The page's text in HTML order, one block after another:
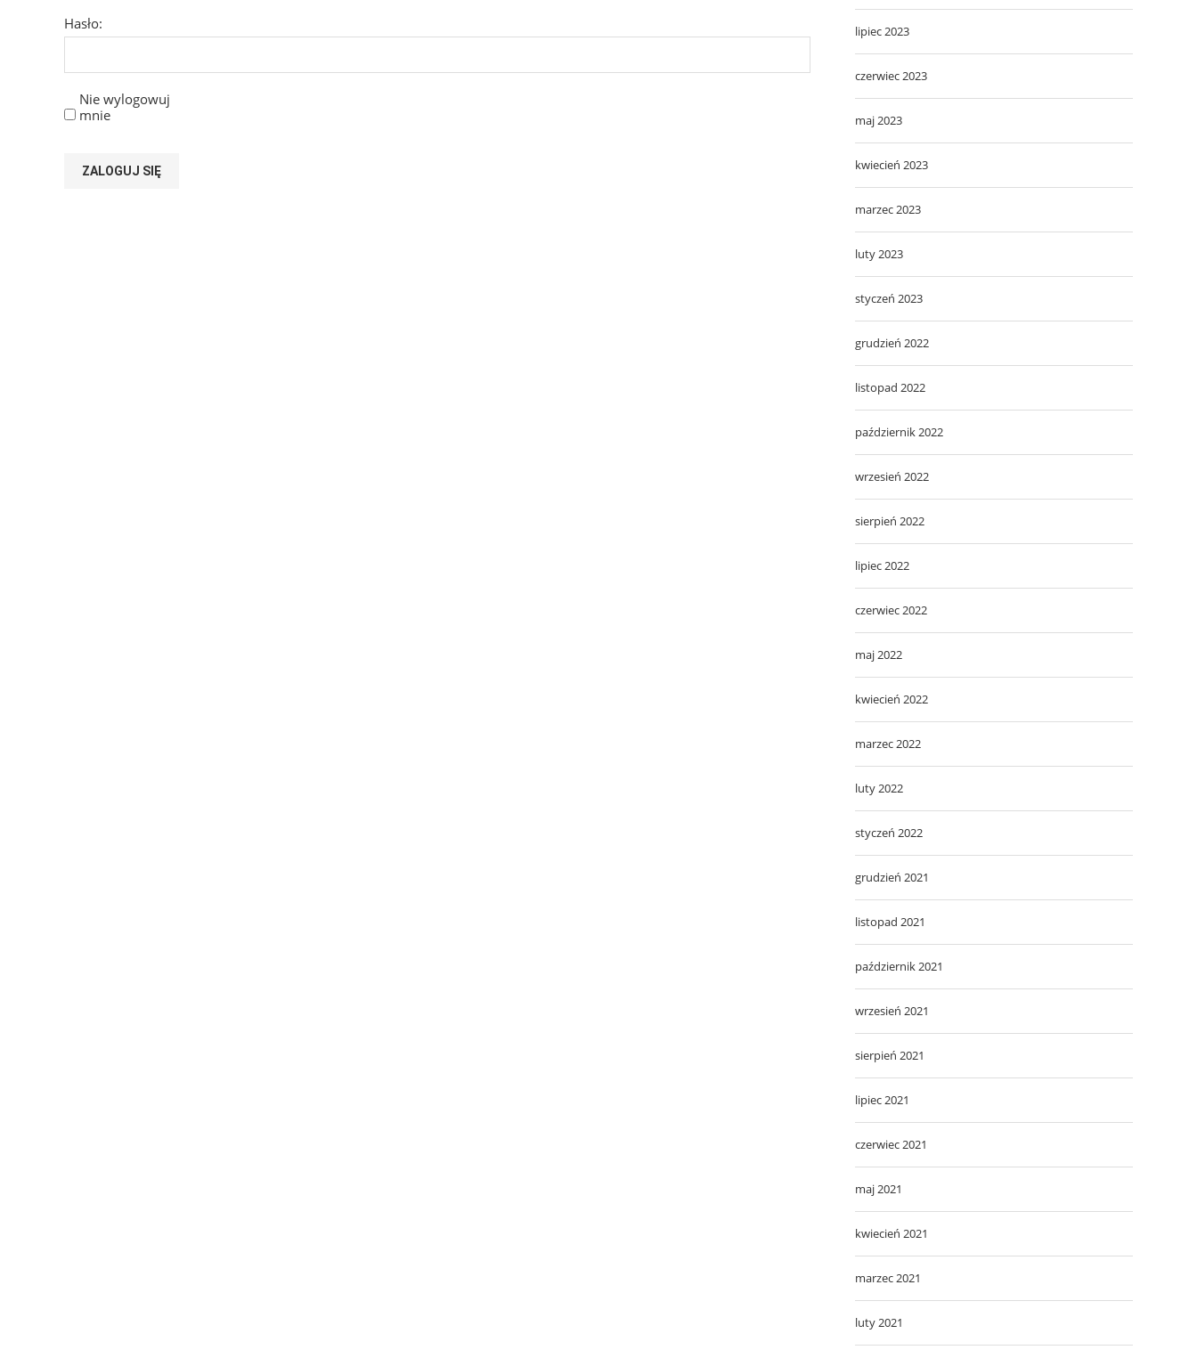
Hasło:
Nie wylogowuj
mnie
ZALOGUJ SIĘ
lipiec 2023
czerwiec 2023
maj 2023
kwiecień 2023
marzec 2023
luty 2023
styczeń 2023
grudzień 2022
listopad 2022
październik 2022
wrzesień 2022
sierpień 2022
lipiec 2022
czerwiec 2022
maj 2022
kwiecień 2022
marzec 2022
luty 2022
styczeń 2022
grudzień 2021
listopad 2021
październik 2021
wrzesień 2021
sierpień 2021
lipiec 2021
czerwiec 2021
maj 2021
kwiecień 2021
marzec 2021
luty 2021